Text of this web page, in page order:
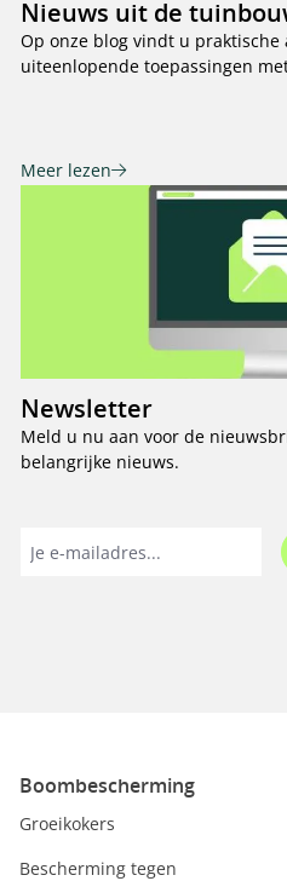
Nieuws uit de
Op onze blog vindt u
uiteenlopende toepassingen
Meer lezen
Newsletter
Meld u nu aan voor de
belangrijke nieuws.
Boombescherming
Groeikokers
Bescherming tegen